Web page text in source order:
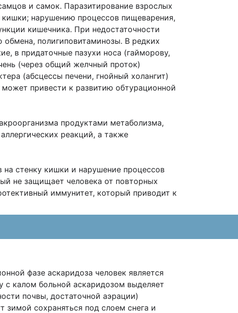
и самок. Паразитирование взрослых
нарушению процессов пищеварения,
кишечника. При недостаточности
обмена, полигиповитаминозы. В редких
в придаточные пазухи носа (гайморову,
(через общий желчный проток)
(абсцессы печени, гнойный холангит)
привести к развитию обтурационной
продуктами метаболизма,
реакций, а также
на стенку кишки и нарушение процессов
не защищает человека от повторных
иммунитет, который приводит к
фазе аскаридоза человек является
калом больной аскаридозом выделяет
почвы, достаточной аэрации)
сохраняться под слоем снега и